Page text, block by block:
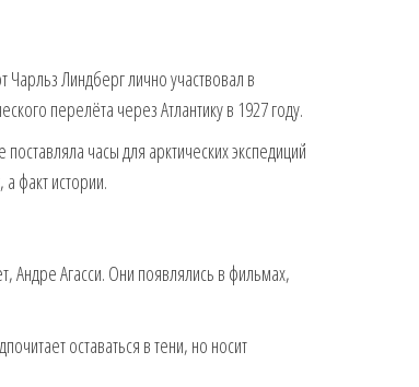
Чарльз Линдберг лично участвовал в
перелёта через Атлантику в 1927 году.
часы для арктических экспедиций
факт истории.
Андре Агасси. Они появлялись в фильмах,
оставаться в тени, но носит